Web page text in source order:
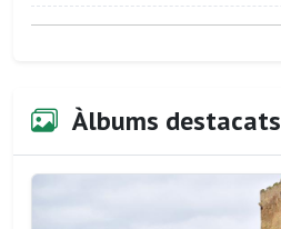
Àlbums destacats